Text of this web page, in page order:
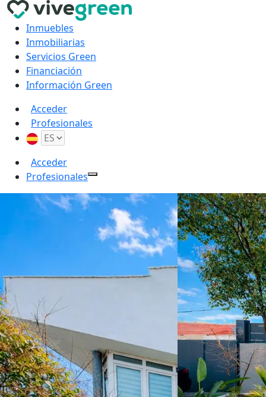
Inmuebles
Inmobiliarias
Servicios Green
Financiación
Información Green
Acceder
Profesionales
Acceder
Profesionales